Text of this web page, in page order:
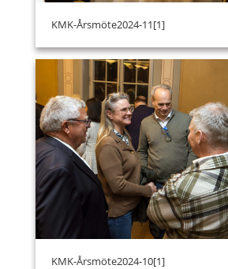
KMK-Årsmöte2024-11[1]
KMK-Årsmöte2024-10[1]